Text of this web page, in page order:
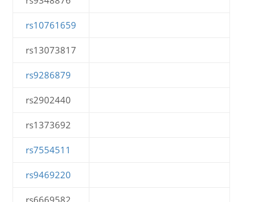
rs10761659
rs13073817
rs9286879
rs2902440
rs1373692
rs7554511
rs9469220